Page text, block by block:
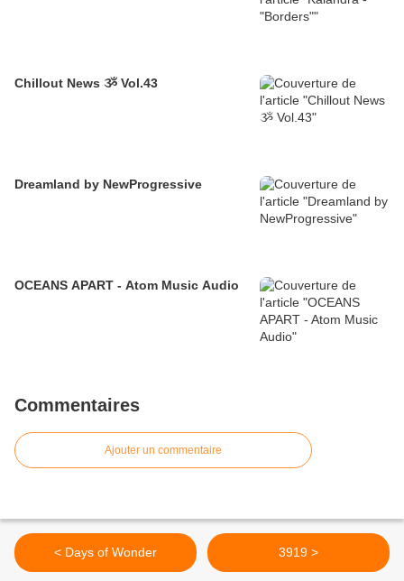
Chillout News ૐ Vol.43
Dreamland by NewProgressive
OCEANS APART - Atom Music Audio
Commentaires
Ajouter un commentaire
< Days of Wonder 3919 >